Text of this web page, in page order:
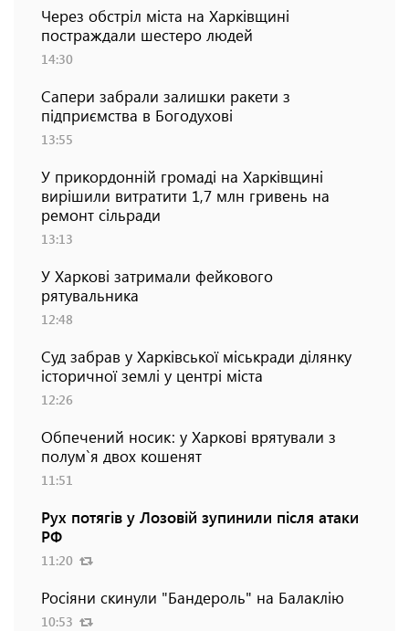
Через обстріл міста на Харківщині
постраждали шестеро людей
14:30
Сапери забрали залишки ракети з
підприємства в Богодухові
13:55
У прикордонній громаді на Харківщині
вирішили витратити 1,7 млн гривень на
ремонт сільради
13:13
У Харкові затримали фейкового
рятувальника
12:48
Суд забрав у Харківської міськради ділянку
історичної землі у центрі міста
12:26
Обпечений носик: у Харкові врятували з
полум`я двох кошенят
11:51
Рух потягів у Лозовій зупинили після атаки
РФ
11:20
Росіяни скинули "Бандероль" на Балаклію
10:53